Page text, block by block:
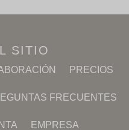
SITIO
PRECIOS
FRECUENTES
EMPRESA